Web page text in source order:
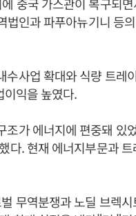
법인과 파푸아뉴기니 등
수사업 확대와 식량 트레
이익을 높였다.
조가 에너지에 편중돼 있
다. 현재 에너지부문과
무역분쟁과 노딜 브렉